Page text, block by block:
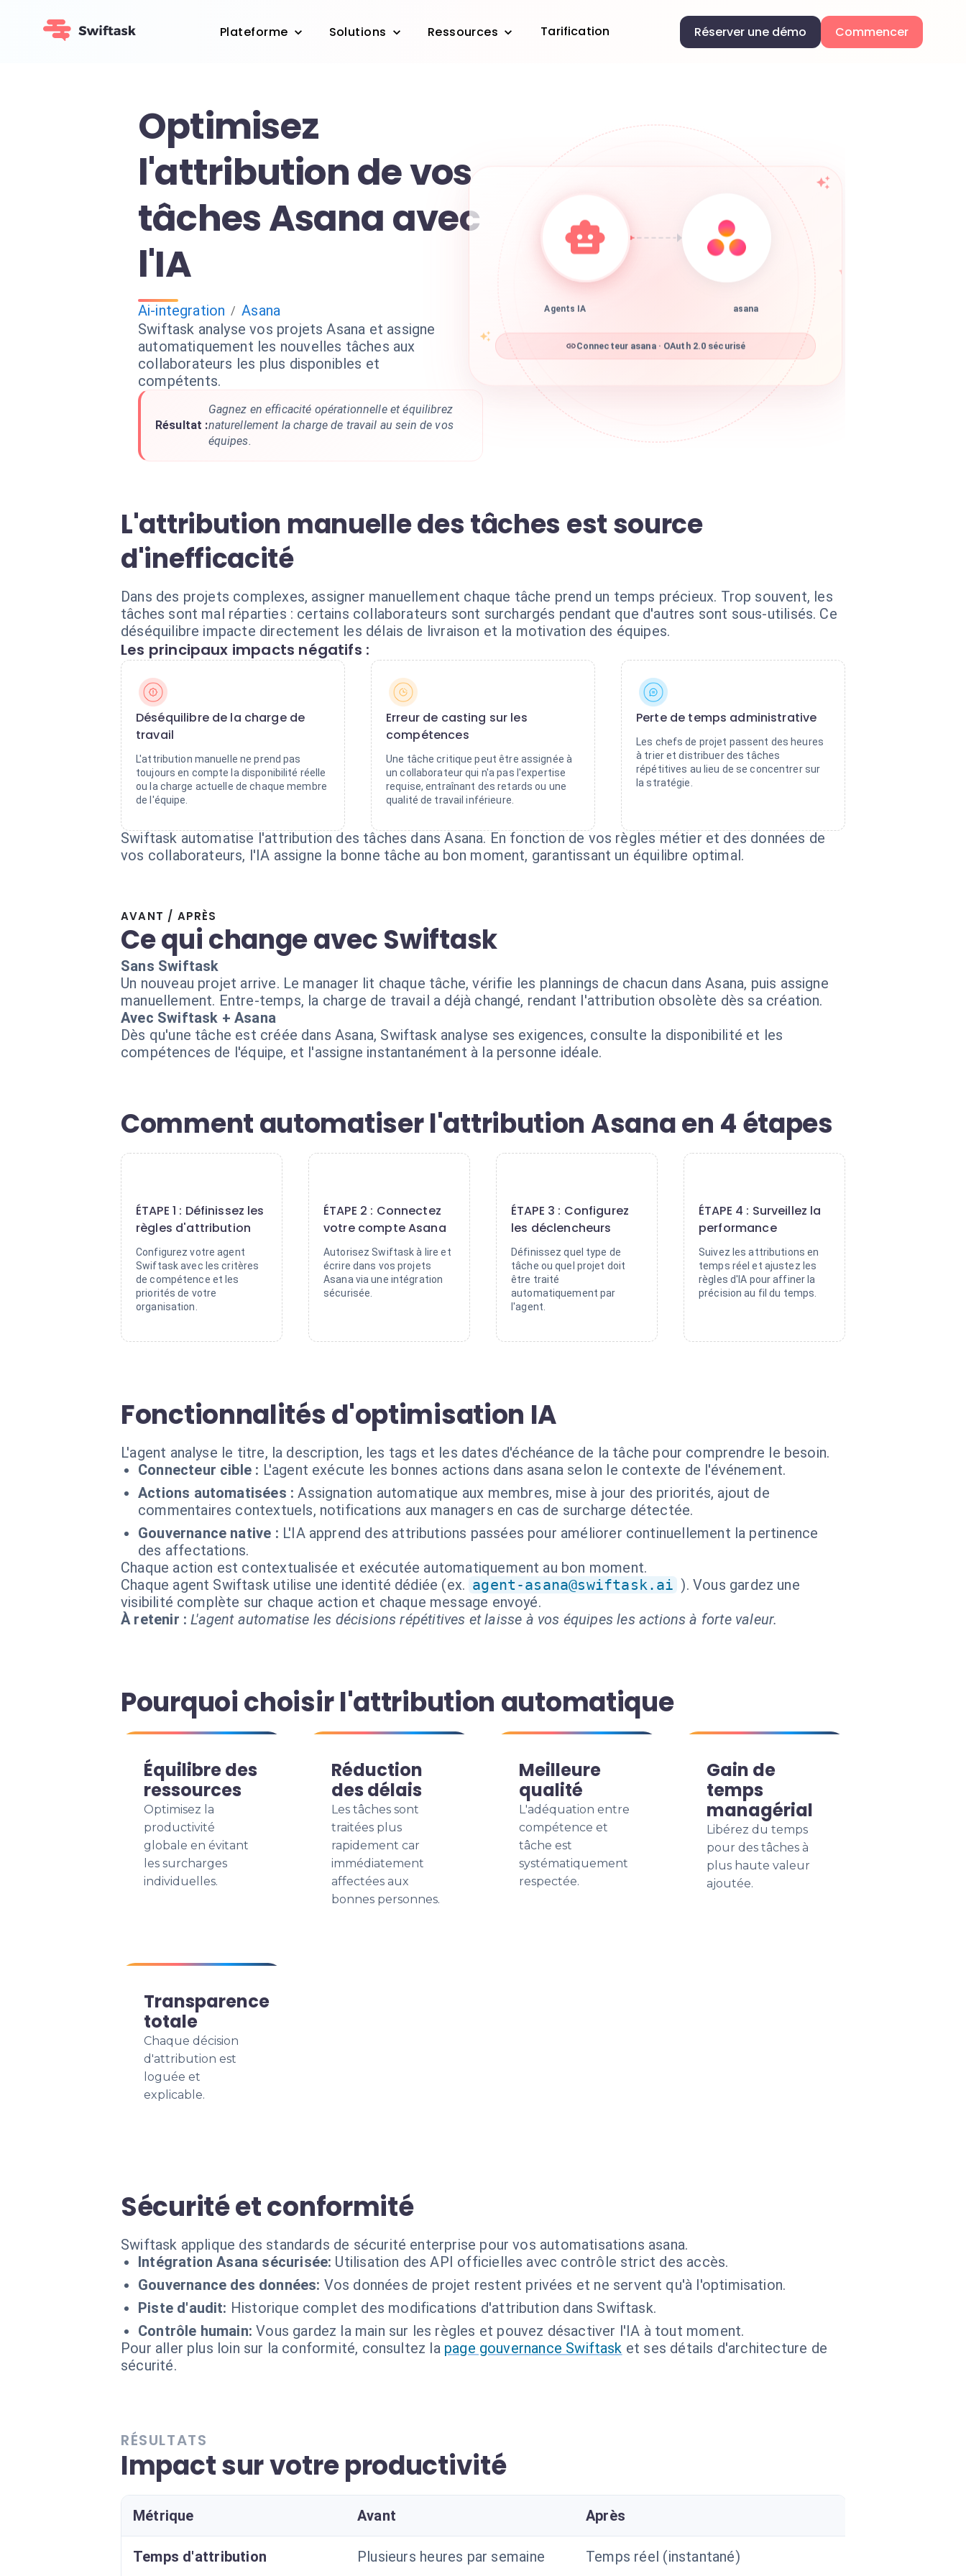
Plateforme Solutions Ressources Tarification Réserver une démo Commencer
Optimisez
l'attribution de vos
tâches Asana avec
l'IA
Ai-integration / Asana
Swiftask analyse vos projets Asana et assigne
automatiquement les nouvelles tâches aux
collaborateurs les plus disponibles et
compétents.
Résultat :
Gagnez en efficacité opérationnelle et équilibrez
naturellement la charge de travail au sein de vos
équipes.
Agents IA asana
Connecteur asana · OAuth 2.0 sécurisé
L'attribution manuelle des tâches est source
d'inefficacité
Dans des projets complexes, assigner manuellement chaque tâche prend un temps précieux. Trop souvent, les
tâches sont mal réparties : certains collaborateurs sont surchargés pendant que d'autres sont sous-utilisés. Ce
déséquilibre impacte directement les délais de livraison et la motivation des équipes.
Les principaux impacts négatifs :
Déséquilibre de la charge de
travail
L'attribution manuelle ne prend pas
toujours en compte la disponibilité réelle
ou la charge actuelle de chaque membre
de l'équipe.
Erreur de casting sur les
compétences
Une tâche critique peut être assignée à
un collaborateur qui n'a pas l'expertise
requise, entraînant des retards ou une
qualité de travail inférieure.
Perte de temps administrative
Les chefs de projet passent des heures
à trier et distribuer des tâches
répétitives au lieu de se concentrer sur
la stratégie.
Swiftask automatise l'attribution des tâches dans Asana. En fonction de vos règles métier et des données de
vos collaborateurs, l'IA assigne la bonne tâche au bon moment, garantissant un équilibre optimal.
AVANT / APRÈS
Ce qui change avec Swiftask
Sans Swiftask
Un nouveau projet arrive. Le manager lit chaque tâche, vérifie les plannings de chacun dans Asana, puis assigne
manuellement. Entre-temps, la charge de travail a déjà changé, rendant l'attribution obsolète dès sa création.
Avec Swiftask + Asana
Dès qu'une tâche est créée dans Asana, Swiftask analyse ses exigences, consulte la disponibilité et les
compétences de l'équipe, et l'assigne instantanément à la personne idéale.
Comment automatiser l'attribution Asana en 4 étapes
ÉTAPE 1 : Définissez les
règles d'attribution
Configurez votre agent
Swiftask avec les critères
de compétence et les
priorités de votre
organisation.
ÉTAPE 2 : Connectez
votre compte Asana
Autorisez Swiftask à lire et
écrire dans vos projets
Asana via une intégration
sécurisée.
ÉTAPE 3 : Configurez
les déclencheurs
Définissez quel type de
tâche ou quel projet doit
être traité
automatiquement par
l'agent.
ÉTAPE 4 : Surveillez la
performance
Suivez les attributions en
temps réel et ajustez les
règles d'IA pour affiner la
précision au fil du temps.
Fonctionnalités d'optimisation IA
L'agent analyse le titre, la description, les tags et les dates d'échéance de la tâche pour comprendre le besoin.
Connecteur cible : L'agent exécute les bonnes actions dans asana selon le contexte de l'événement.
Actions automatisées : Assignation automatique aux membres, mise à jour des priorités, ajout de
commentaires contextuels, notifications aux managers en cas de surcharge détectée.
Gouvernance native : L'IA apprend des attributions passées pour améliorer continuellement la pertinence
des affectations.
Chaque action est contextualisée et exécutée automatiquement au bon moment.
Chaque agent Swiftask utilise une identité dédiée (ex. agent-asana@swiftask.ai ). Vous gardez une
visibilité complète sur chaque action et chaque message envoyé.
À retenir : L'agent automatise les décisions répétitives et laisse à vos équipes les actions à forte valeur.
Pourquoi choisir l'attribution automatique
Équilibre des
ressources
Optimisez la
productivité
globale en évitant
les surcharges
individuelles.
Réduction
des délais
Les tâches sont
traitées plus
rapidement car
immédiatement
affectées aux
bonnes personnes.
Meilleure
qualité
L'adéquation entre
compétence et
tâche est
systématiquement
respectée.
Gain de
temps
managérial
Libérez du temps
pour des tâches à
plus haute valeur
ajoutée.
Transparence
totale
Chaque décision
d'attribution est
loguée et
explicable.
Sécurité et conformité
Swiftask applique des standards de sécurité enterprise pour vos automatisations asana.
Intégration Asana sécurisée: Utilisation des API officielles avec contrôle strict des accès.
Gouvernance des données: Vos données de projet restent privées et ne servent qu'à l'optimisation.
Piste d'audit: Historique complet des modifications d'attribution dans Swiftask.
Contrôle humain: Vous gardez la main sur les règles et pouvez désactiver l'IA à tout moment.
Pour aller plus loin sur la conformité, consultez la page gouvernance Swiftask et ses détails d'architecture de
sécurité.
RÉSULTATS
Impact sur votre productivité
Métrique Avant Après
Temps d'attribution Plusieurs heures par semaine Temps réel (instantané)